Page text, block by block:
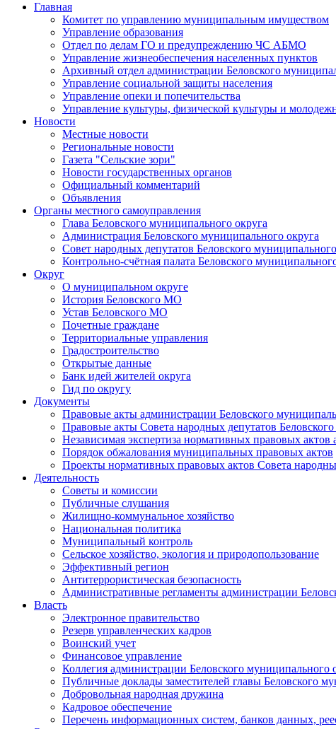
Главная
Комитет по управлению муниципальным имуществом
Управление образования
Отдел по делам ГО и предупреждению ЧС АБМО
Управление жизнеобеспечения населенных пунктов
Архивный отдел администрации Беловского
Управление социальной защиты населения
Управление опеки и попечительства
Управление культуры, физической культуры и
Новости
Местные новости
Региональные новости
Газета "Сельские зори"
Новости государственных органов
Официальный комментарий
Объявления
Органы местного самоуправления
Глава Беловского муниципального округа
Администрация Беловского муниципального округа
Совет народных депутатов Беловского
Контрольно-счётная палата Беловского
Округ
О муниципальном округе
История Беловского МО
Устав Беловского МО
Почетные граждане
Территориальные управления
Градостроительство
Открытые данные
Банк идей жителей округа
Гид по округу
Документы
Правовые акты администрации Беловского
Правовые акты Совета народных депутатов
Независимая экспертиза нормативных правовых
Порядок обжалования муниципальных правовых актов
Проекты нормативных правовых актов Совета
Деятельность
Советы и комиссии
Публичные слушания
Жилищно-коммунальное хозяйство
Национальная политика
Муниципальный контроль
Сельское хозяйство, экология и природопользование
Эффективный регион
Антитеррористическая безопасность
Административные регламенты администрации
Власть
Электронное правительство
Резерв управленческих кадров
Воинский учет
Финансовое управление
Коллегия администрации Беловского муниципального
Публичные доклады заместителей главы Беловского
Добровольная народная дружина
Кадровое обеспечение
Перечень информационных систем, банков данных,